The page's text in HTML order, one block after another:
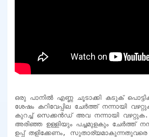
ഒരു പാനിൽ എണ്ണ ചൂടാക്കി കടുക്
ശേഷം കറിവേപ്പില ചേർത്ത് നന്നായി
കുറച്ച് സെക്കൻഡ് അവ നന്നായി വഴറ്റുക.
അരിഞ്ഞ ഉള്ളിയും പച്ചമുളകും ചേർത്ത്
ഉപ്പ് തളിക്കേണം, സുതാര്യമാകുന്നതുവരെ